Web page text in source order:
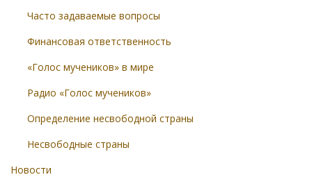
Часто задаваемые вопросы
Финансовая ответственность
«Голос мучеников» в мире
Радио «Голос мучеников»
Определение несвободной страны
Несвободные страны
Новости